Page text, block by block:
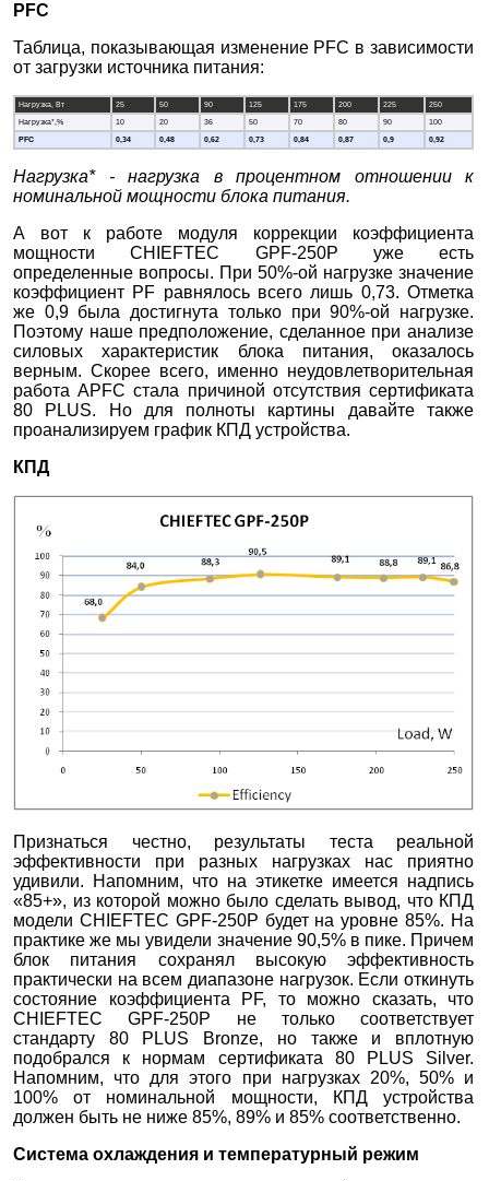
PFC
Таблица, показывающая изменение PFC в зависимости
от загрузки источника питания:
Нагрузка, Вт 25 50 90 125 175 200 225
250
Нагрузка*,%
10 20 36 50 70 80 90
100
PFC
0,34 0,48 0,62 0,73 0,84 0,87 0,9 0,92
Нагрузка* - нагрузка в процентном отношении к
номинальной мощности блока питания.
А вот к работе модуля коррекции коэффициента
мощности CHIEFTEC GPF-250P уже есть
определенные вопросы. При 50%-ой нагрузке значение
коэффициент PF равнялось всего лишь 0,73. Отметка
же 0,9 была достигнута только при 90%-ой нагрузке.
Поэтому наше предположение, сделанное при анализе
силовых характеристик блока питания, оказалось
верным. Скорее всего, именно неудовлетворительная
работа APFC стала причиной отсутствия сертификата
80 PLUS. Но для полноты картины давайте также
проанализируем график КПД устройства.
КПД
Признаться честно, результаты теста реальной
эффективности при разных нагрузках нас приятно
удивили. Напомним, что на этикетке имеется надпись
«85+», из которой можно было сделать вывод, что КПД
модели CHIEFTEC GPF-250P будет на уровне 85%. На
практике же мы увидели значение 90,5% в пике. Причем
блок питания сохранял высокую эффективность
практически на всем диапазоне нагрузок. Если откинуть
состояние коэффициента PF, то можно сказать, что
CHIEFTEC GPF-250P не только соответствует
стандарту 80 PLUS Bronze, но также и вплотную
подобрался к нормам сертификата 80 PLUS Silver.
Напомним, что для этого при нагрузках 20%, 50% и
100% от номинальной мощности, КПД устройства
должен быть не ниже 85%, 89% и 85% соответственно.
Система охлаждения и температурный режим